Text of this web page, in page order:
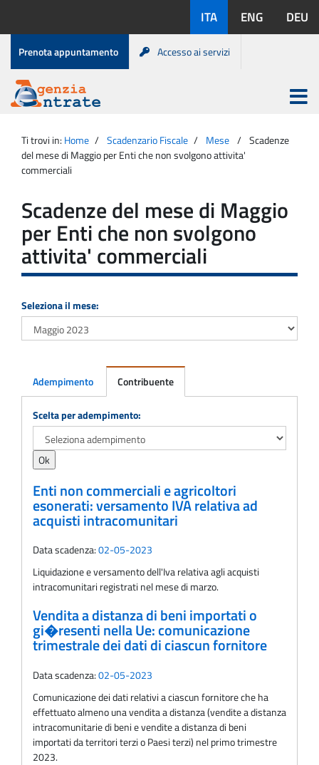
contenuto
disponibili:
ITA ENG DEU
Menu
di
servizio
Prenota appuntamento Accesso ai servizi
Agenzia
Entrate
Apri
menu
principale
Ti trovi in: Home Scadenzario Fiscale Mese
Scadenze
del mese di Maggio per Enti che non svolgono attivita'
commerciali
Scadenze del mese di Maggio
per Enti che non svolgono
attivita' commerciali
Seleziona il mese:
Adempimento Contribuente
Adempimento
Scelta per adempimento:
Enti non commerciali e agricoltori
esonerati: versamento IVA relativa ad
acquisti intracomunitari
Data scadenza:02-05-2023
Liquidazione e versamento dell'Iva relativa agli acquisti
intracomunitari registrati nel mese di marzo.
Vendita a distanza di beni importati o
gi�resenti nella Ue: comunicazione
trimestrale dei dati di ciascun fornitore
Data scadenza:02-05-2023
Comunicazione dei dati relativi a ciascun fornitore che ha
effettuato almeno una vendita a distanza (vendite a distanza
intracomunitarie di beni e vendite a distanza di beni
importati da territori terzi o Paesi terzi) nel primo trimestre
2023.